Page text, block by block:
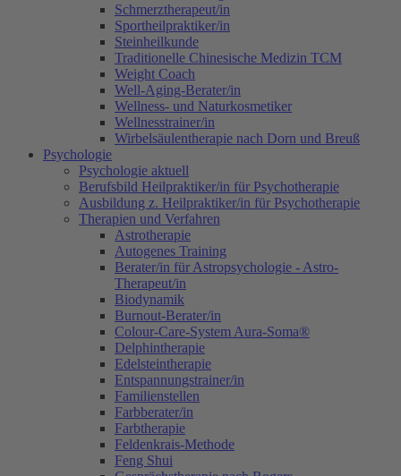
Schmerztherapeut/in
Sportheilpraktiker/in
Steinheilkunde
Traditionelle Chinesische Medizin TCM
Weight Coach
Well-Aging-Berater/in
Wellness- und Naturkosmetiker
Wellnesstrainer/in
Wirbelsäulentherapie nach Dorn und Breuß
Psychologie
Psychologie aktuell
Berufsbild Heilpraktiker/in für Psychotherapie
Ausbildung z. Heilpraktiker/in für Psychotherapie
Therapien und Verfahren
Astrotherapie
Autogenes Training
Berater/in für Astropsychologie - Astro-
Therapeut/in
Biodynamik
Burnout-Berater/in
Colour-Care-System Aura-Soma®
Delphintherapie
Edelsteintherapie
Entspannungstrainer/in
Familienstellen
Farbberater/in
Farbtherapie
Feldenkrais-Methode
Feng Shui